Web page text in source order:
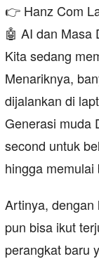
👉 Hanz Com
🤖 AI dan Masa
Kita sedang
Menariknya,
dijalankan di
Generasi muda
second untuk
hingga
Artinya, dengan
pun bisa ikut
perangkat baru